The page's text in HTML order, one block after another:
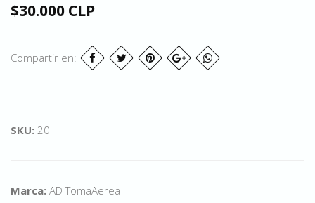
$30.000 CLP
Compartir en:
SKU: 20
Marca: AD TomaAerea